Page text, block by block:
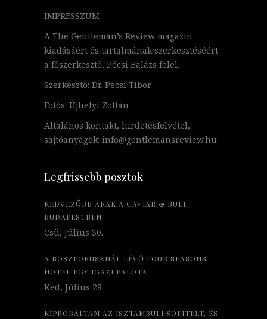
IMPRESSZUM
A The Gentleman’s Review magazin
kiadásáért és tartalmának szerkesztéséért
a főszerkesztő, Pécsi Balázs felel.
Szerkesztő: Dr. Pécsi Tibor
Fotós: Újhelyi Zoltán
Általános kontakt, hirdetésfelvétel,
sajtóanyagok: info@gentlemansreview.hu
Legfrissebb posztok
KEDVEZŐBB ÁRAK A CAVIAR & BULL
BUDAPESTBEN
Csü, Július 30.
A BOSZPORUSZNÁL LÉVŐ FOUR SEASONS
HOTEL EGY IGAZI PALOTA
Ked, Július 28.
KIPRÓBÁLTAM AZ ISZTAMBULI SOFITELT, ÉS